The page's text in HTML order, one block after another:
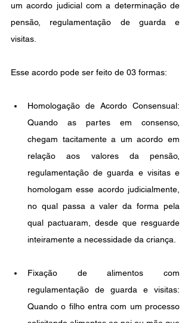
um acordo judicial com a determinação de
pensão, regulamentação de guarda e
visitas.
Esse acordo pode ser feito de 03 formas:
Homologação de Acordo Consensual:
Quando as partes em consenso,
chegam tacitamente a um acordo em
relação aos valores da pensão,
regulamentação de guarda e visitas e
homologam esse acordo judicialmente,
no qual passa a valer da forma pela
qual pactuaram, desde que resguarde
inteiramente a necessidade da criança.
Fixação de alimentos com
regulamentação de guarda e visitas:
Quando o filho entra com um processo